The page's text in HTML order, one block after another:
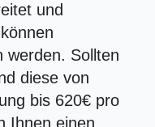
und
werden. Sollten
diese von
bis 620€ pro
Ihnen einen